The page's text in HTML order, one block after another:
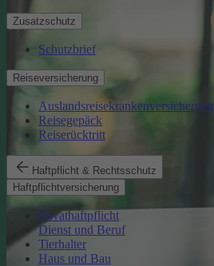
Zusatzschutz
Schutzbrief
Reiseversicherung
Auslandsreisekrankenversicherung
Reisegepäck
Reiserücktritt
Haftpflicht & Rechtsschutz
Haftpflichtversicherung
Privathaftpflicht
Dienst und Beruf
Tierhalter
Haus und Bau